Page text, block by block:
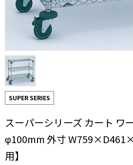
SUPER SERIES
スーパーシリーズ カート ワ
φ100mm 外寸
用】